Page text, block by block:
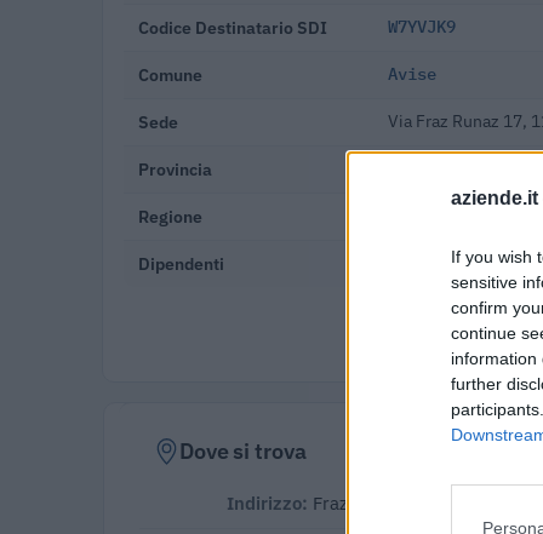
aziende.it
If you wish
sensitive
confirm
continue
information
further
Codice Destinatario SDI W7YVJK9
Comune Avise
Sede Via Fraz Runaz 17,
Provincia
Regione
Dipendenti 20-49 dipendenti
Dove si trova
Indirizzo: Frazione Runaz 17, 11010